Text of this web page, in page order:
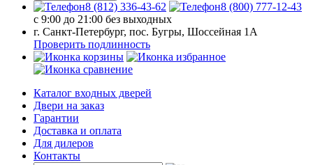
8 (812) 336-43-62
8 (800) 777-12-43
с 9:00 до 21:00 без выходных
г. Санкт-Петербург, пос. Бугры, Шоссейная 1А
Проверить подлинность
Каталог входных дверей
Двери на заказ
Гарантии
Доставка и оплата
Для дилеров
Контакты